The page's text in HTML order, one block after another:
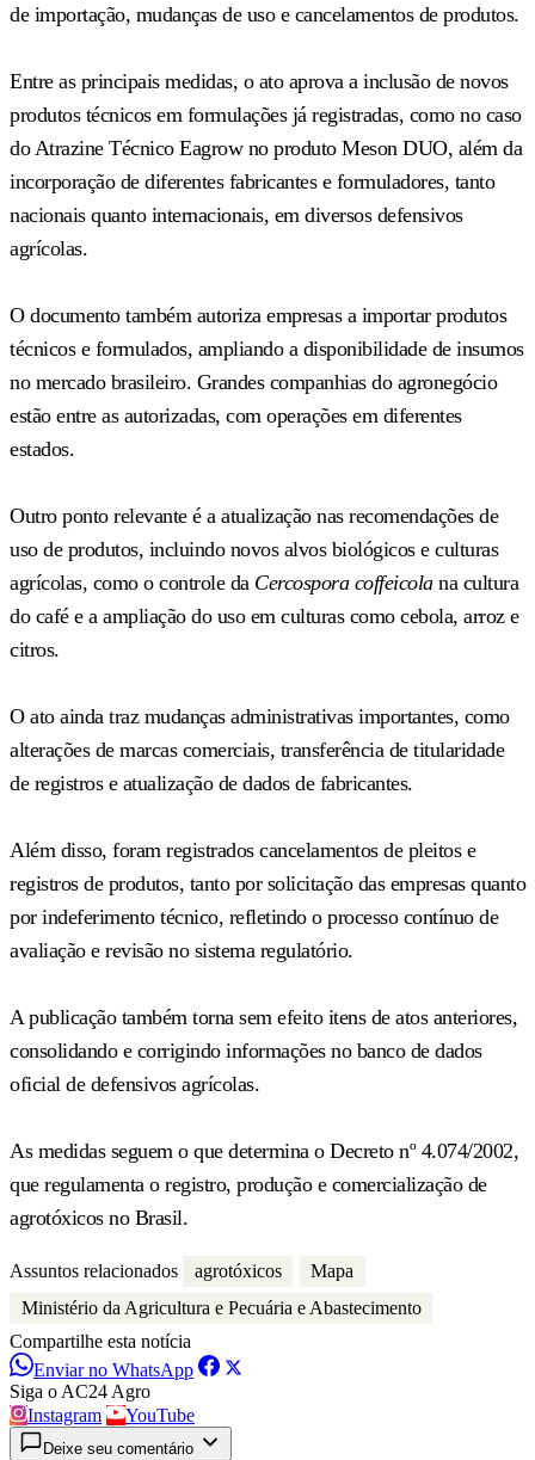
de importação, mudanças de uso e cancelamentos de produtos.
Entre as principais medidas, o ato aprova a inclusão de novos
produtos técnicos em formulações já registradas, como no caso
do Atrazine Técnico Eagrow no produto Meson DUO, além da
incorporação de diferentes fabricantes e formuladores, tanto
nacionais quanto internacionais, em diversos defensivos
agrícolas.
O documento também autoriza empresas a importar produtos
técnicos e formulados, ampliando a disponibilidade de insumos
no mercado brasileiro. Grandes companhias do agronegócio
estão entre as autorizadas, com operações em diferentes
estados.
Outro ponto relevante é a atualização nas recomendações de
uso de produtos, incluindo novos alvos biológicos e culturas
agrícolas, como o controle da Cercospora coffeicolana cultura
do café e a ampliação do uso em culturas como cebola, arroz e
citros.
O ato ainda traz mudanças administrativas importantes, como
alterações de marcas comerciais, transferência de titularidade
de registros e atualização de dados de fabricantes.
Além disso, foram registrados cancelamentos de pleitos e
registros de produtos, tanto por solicitação das empresas quanto
por indeferimento técnico, refletindo o processo contínuo de
avaliação e revisão no sistema regulatório.
A publicação também torna sem efeito itens de atos anteriores,
consolidando e corrigindo informações no banco de dados
oficial de defensivos agrícolas.
As medidas seguem o que determina o Decreto nº 4.074/2002,
que regulamenta o registro, produção e comercialização de
agrotóxicos no Brasil.
Assuntos relacionados agrotóxicos
Mapa
Ministério da Agricultura e Pecuária e Abastecimento
Compartilhe esta notícia
Enviar no WhatsApp
Siga o AC24 Agro
Instagram
YouTube
Deixe seu comentário